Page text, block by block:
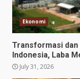
Ekonomi
Transformasi dan
Indonesia, Laba
July 31, 2026